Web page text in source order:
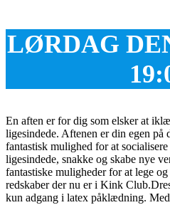
LØRDAG
En aften er for dig som elsker at
ligesindede. Aftenen er din egen på
fantastisk mulighed for at
ligesindede, snakke og skabe nye
fantastiske muligheder for at lege
redskaber der nu er i Kink
kun adgang i latex påklædning.